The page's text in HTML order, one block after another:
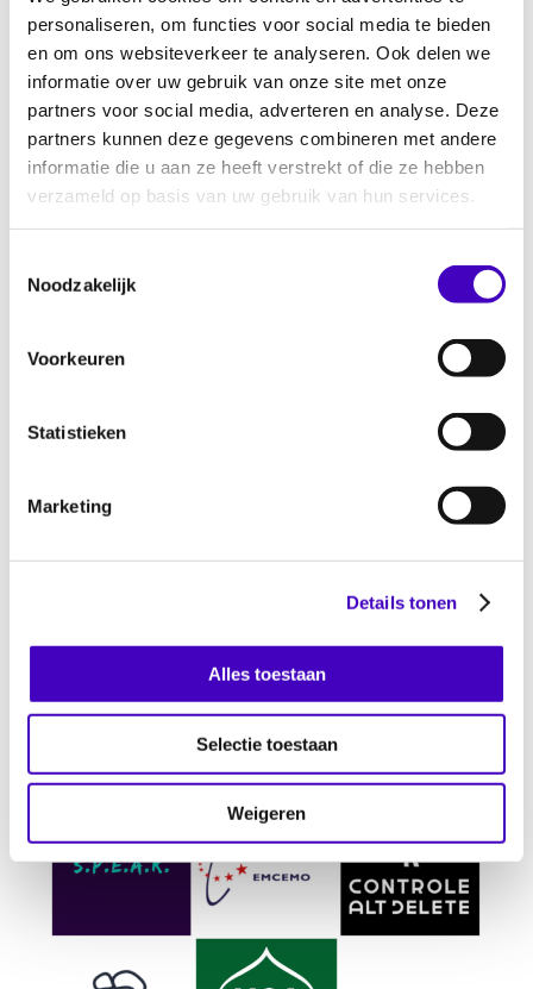
personaliseren, om functies voor social media te bieden
en om ons websiteverkeer te analyseren. Ook delen we
informatie over uw gebruik van onze site met onze
partners voor social media, adverteren en analyse. Deze
partners kunnen deze gegevens combineren met andere
informatie die u aan ze heeft verstrekt of die ze hebben
verzameld op basis van uw gebruik van hun services.
Noodzakelijk
Voorkeuren
Statistieken
Marketing
Details tonen
Alles toestaan
Selectie toestaan
Weigeren
uitsluiting.
Voorkom stereotypering en
haatzaaiende berichtgeving
mediabedrijven te stimuleren om de
bestaande gedragscodes nadrukkelijker op
te volgen.
Door de huidige situatie, het diepgewortelde
karakter van moslimdiscriminatie en de grote
serieuze aanpak echt nodig. Dit kan zo niet
laten zien en de veiligheid van Nederlandse
het kabinet om in 2025 met een duidelijk
Deze oproep wordt ondersteund